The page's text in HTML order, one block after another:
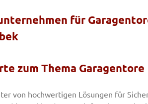
für
zum Thema Garagentore
von hochwertigen Lösungen für